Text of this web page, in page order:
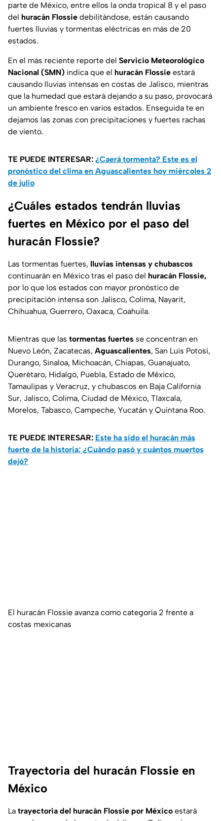
parte de México, entre ellos la onda tropical 8 y el paso
del huracán Flossie debilitándose, están causando
fuertes lluvias y tormentas eléctricas en más de 20
estados.
En el más reciente reporte del Servicio Meteorológico
Nacional (SMN) indica que el huracán Flossie estará
causando lluvias intensas en costas de Jalisco, mientras
que la humedad que estará dejando a su paso, provocará
un ambiente fresco en varios estados. Enseguida te en
dejamos las zonas con precipitaciones y fuertes rachas
de viento.
TE PUEDE INTERESAR: ¿Caerá tormenta? Este es el
pronóstico del clima en Aguascalientes hoy miércoles 2
de julio
¿Cuáles estados tendrán lluvias
fuertes en México por el paso del
huracán Flossie?
Las tormentas fuertes, lluvias intensas y chubascos
continuarán en México tras el paso del huracán Flossie,
por lo que los estados con mayor pronóstico de
precipitación intensa son Jalisco, Colima, Nayarit,
Chihuahua, Guerrero, Oaxaca, Coahuila.
Mientras que las tormentas fuertes se concentran en
Nuevo León, Zacatecas, Aguascalientes, San Luis Potosí,
Durango, Sinaloa, Michoacán, Chiapas, Guanajuato,
Querétaro, Hidalgo, Puebla, Estado de México,
Tamaulipas y Veracruz, y chubascos en Baja California
Sur, Jalisco, Colima, Ciudad de México, Tlaxcala,
Morelos, Tabasco, Campeche, Yucatán y Quintana Roo.
TE PUEDE INTERESAR: Este ha sido el huracán más
fuerte de la historia; ¿Cuándo pasó y cuántos muertos
dejó?
El huracán Flossie avanza como categoría 2 frente a
costas mexicanas
Trayectoria del huracán Flossie en
México
La trayectoria del huracán Flossie por México estará